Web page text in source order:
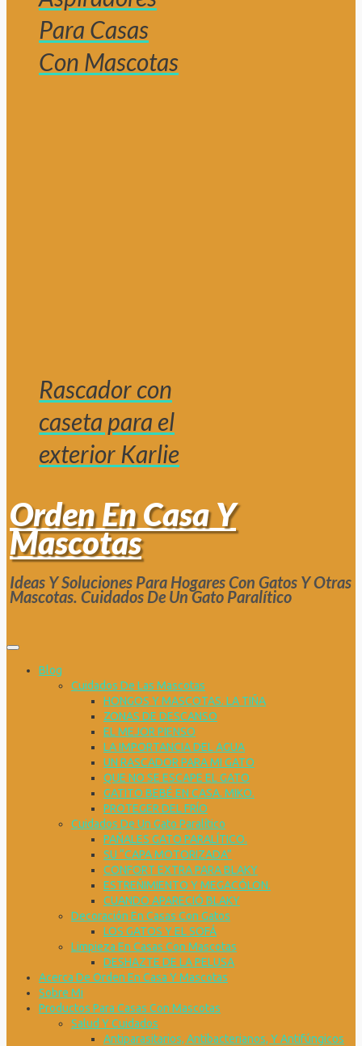
Para Casas
Con Mascotas
Rascador con
caseta para el
exterior Karlie
Orden En Casa Y
Mascotas
Ideas Y Soluciones Para Hogares Con Gatos Y Otras
Mascotas. Cuidados De Un Gato Paralítico
Blog
Cuidados De Las Mascotas
HONGOS Y MASCOTAS. LA TIÑA
ZONAS DE DESCANSO
EL MEJOR PIENSO
LA IMPORTANCIA DEL AGUA
UN RASCADOR PARA MI GATO
QUE NO SE ESCAPE EL GATO
GATITO BEBÉ EN CASA. MIKO.
PROTEGER DEL FRÍO
Cuidados De Un Gato Paralítico
PAÑALES GATO PARALÍTICO.
SU “CAPA MOTORIZADA”
CONFORT EXTRA PARA BLAKY
ESTREÑIMIENTO Y MEGACÓLON.
CUANDO APARECIÓ BLAKY
Decoración En Casas Con Gatos
LOS GATOS Y EL SOFÁ
Limpieza En Casas Con Mascotas
DESHAZTE DE LA PELUSA
Acerca De Orden En Casa Y Mascotas
Sobre Mi
Productos Para Casas Con Mascotas
Salud Y Cuidados
Antiparasitarios, Antibacterianos, Y Antifúngicos